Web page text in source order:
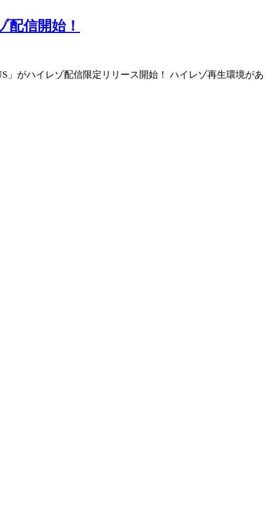
信開始！
」がハイレゾ配信限定リリース開始！ ハイレゾ再生環境があ